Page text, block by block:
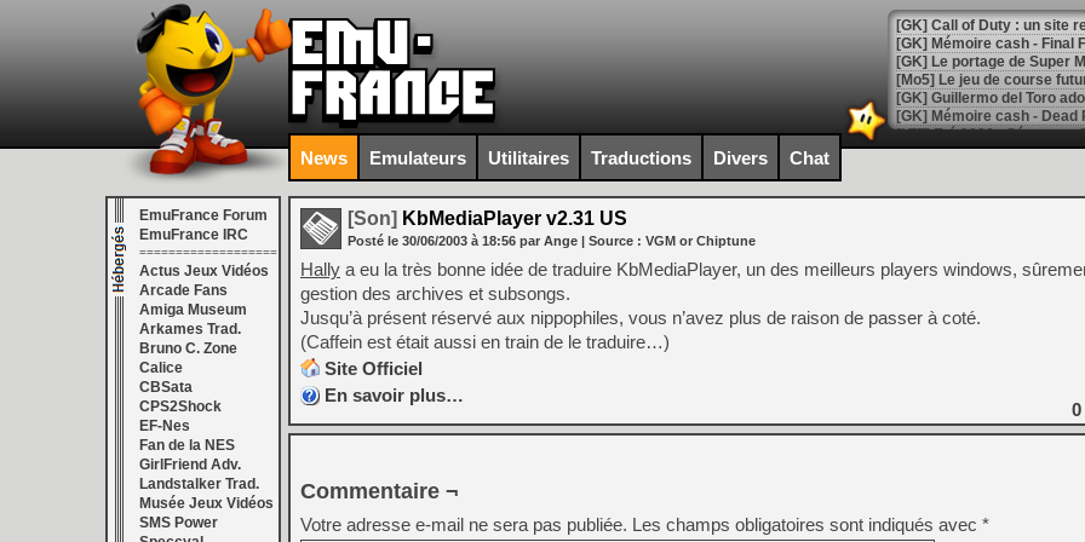
[GK] Le portage de Super
[Mo5] Le jeu de course
[GK] Guillermo del Toro
[LTF] Eté 2026 - Séquence
[GK] Mistfall Hunter :
[GK] Wo Long 2 évolue
[GK] Crossfire : un TPS à
[LS] [PS5] Premiers
[Mo5] DOOM arrive en
[GK] Bethesda fête les 30
[GK] Roblox : l'action en
[GK] Agenda - GeForce
[LS] [PS5] ps5-y2jb-
News Emulateurs Utilitaires Traductions Divers Chat
EmuFrance Forum
EmuFrance IRC
===================
Actus Jeux Vidéos
Arcade Fans
Amiga Museum
Arkames Trad.
Bruno C. Zone
Calice
CBSata
CPS2Shock
EF-Nes
Fan de la NES
GirlFriend Adv.
Landstalker Trad.
Musée Jeux Vidéos
SMS Power
[Son] KbMediaPlayer v2.31 US
Posté le 30/06/2003 à 18:56 par Ange | Source : VGM or Chiptune
Hally a eu la très bonne idée de traduire KbMediaPlayer, un des meilleurs players windows,
gestion des archives et subsongs.
Jusqu’à présent réservé aux nippophiles, vous n’avez plus de raison de passer à coté.
(Caffein est était aussi en train de le traduire…)
Site Officiel
En savoir plus…
0
Commentaire ¬
Votre adresse e-mail ne sera pas publiée. Les champs obligatoires sont indiqués avec *